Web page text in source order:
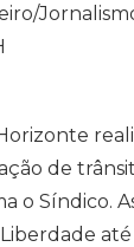
de
o Síndico.